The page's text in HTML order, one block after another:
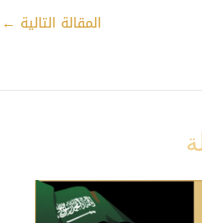
المقالة التالية ←